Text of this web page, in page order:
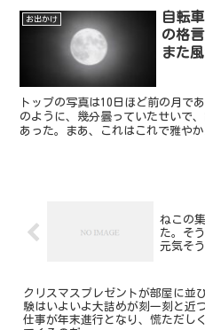
お出かけ
自転
の格
また
トップの写真は10日ほど前の月で
のように、幾分曇っていたせいで
あった。まあ、これはこれで雅や
ねこの
た。そ
元気そ
クリスマスプレゼントが部屋に並
験はいよいよ大詰めが刻一刻と近づ
仕事が年末進行となり、慌ただし